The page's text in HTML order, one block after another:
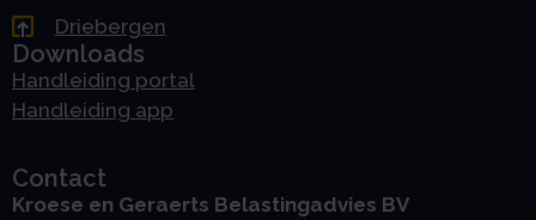
Driebergen
Downloads
Handleiding portal
Handleiding app
Contact
Kroese en Geraerts Belastingadvies BV